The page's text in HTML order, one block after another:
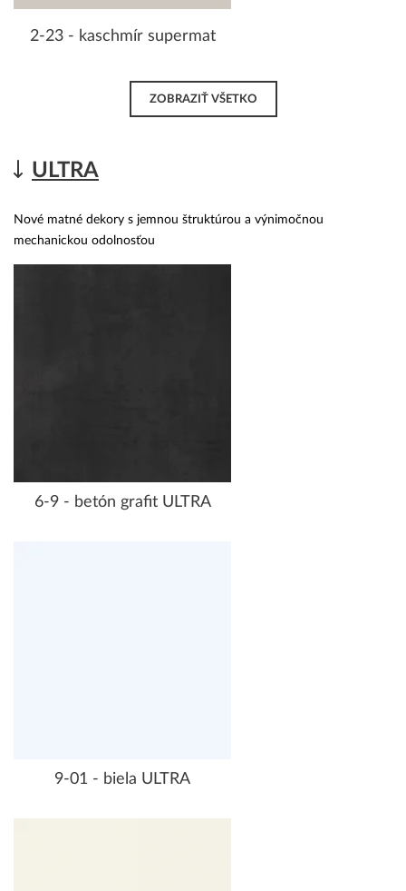
2-23 - kaschmír supermat
ZOBRAZIŤ VŠETKO
ULTRA
Nové matné dekory s jemnou štruktúrou a výnimočnou
mechanickou odolnosťou
6-9 - betón grafit ULTRA
9-01 - biela ULTRA